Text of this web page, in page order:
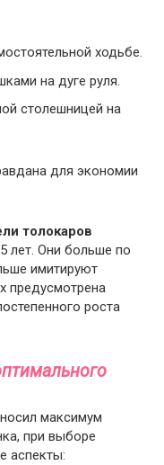
ходьбе.
на дуге руля.
столешницей на
для экономии
толокаров
лет. Они больше по
имитируют
предусмотрена
роста
максимум
при выборе
аспекты: